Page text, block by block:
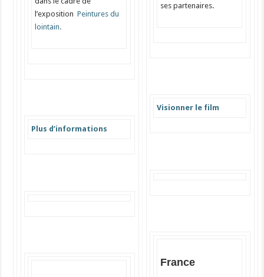
l’exposition Peintures du
lointain.
Plus d’informations
ses partenaires.
Visionner le film
France